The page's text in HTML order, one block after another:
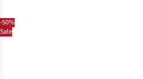
-50%
Sale